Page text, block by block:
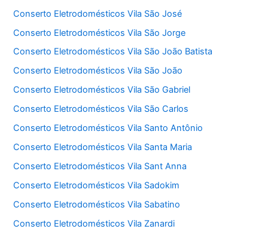
Conserto Eletrodomésticos Vila São José
Conserto Eletrodomésticos Vila São Jorge
Conserto Eletrodomésticos Vila São João Batista
Conserto Eletrodomésticos Vila São João
Conserto Eletrodomésticos Vila São Gabriel
Conserto Eletrodomésticos Vila São Carlos
Conserto Eletrodomésticos Vila Santo Antônio
Conserto Eletrodomésticos Vila Santa Maria
Conserto Eletrodomésticos Vila Sant Anna
Conserto Eletrodomésticos Vila Sadokim
Conserto Eletrodomésticos Vila Sabatino
Conserto Eletrodomésticos Vila Zanardi